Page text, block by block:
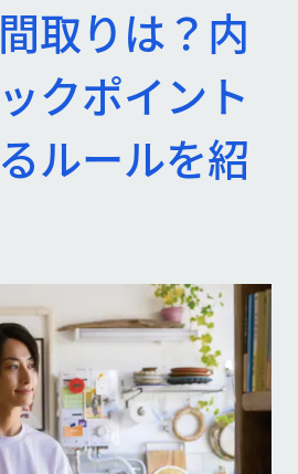
取りは？内
クポイント
ルールを紹